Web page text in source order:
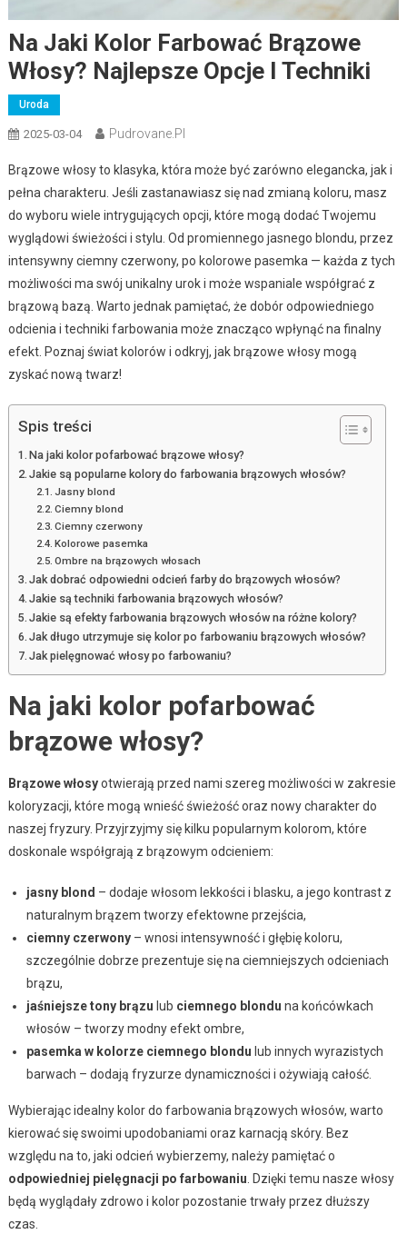
Na Jaki Kolor Farbować Brązowe
Włosy? Najlepsze Opcje I Techniki
Uroda
2025-03-04 Pudrovane.pl
Brązowe włosy to klasyka, która może być zarówno elegancka, jak i
pełna charakteru. Jeśli zastanawiasz się nad zmianą koloru, masz
do wyboru wiele intrygujących opcji, które mogą dodać Twojemu
wyglądowi świeżości i stylu. Od promiennego jasnego blondu, przez
intensywny ciemny czerwony, po kolorowe pasemka — każda z tych
możliwości ma swój unikalny urok i może wspaniale współgrać z
brązową bazą. Warto jednak pamiętać, że dobór odpowiedniego
odcienia i techniki farbowania może znacząco wpłynąć na finalny
efekt. Poznaj świat kolorów i odkryj, jak brązowe włosy mogą
zyskać nową twarz!
Spis treści
Na jaki kolor pofarbować brązowe włosy?
Jakie są popularne kolory do farbowania brązowych włosów?
Jasny blond
Ciemny blond
Ciemny czerwony
Kolorowe pasemka
Ombre na brązowych włosach
Jak dobrać odpowiedni odcień farby do brązowych włosów?
Jakie są techniki farbowania brązowych włosów?
Jakie są efekty farbowania brązowych włosów na różne kolory?
Jak długo utrzymuje się kolor po farbowaniu brązowych włosów?
Jak pielęgnować włosy po farbowaniu?
Na jaki kolor pofarbować
brązowe włosy?
Brązowe włosyotwierają przed nami szereg możliwości w zakresie
koloryzacji, które mogą wnieść świeżość oraz nowy charakter do
naszej fryzury. Przyjrzyjmy się kilku popularnym kolorom, które
doskonale współgrają z brązowym odcieniem:
jasny blond – dodaje włosom lekkości i blasku, a jego kontrast z
naturalnym brązem tworzy efektowne przejścia,
ciemny czerwony– wnosi intensywność i głębię koloru,
szczególnie dobrze prezentuje się na ciemniejszych odcieniach
brązu,
jaśniejsze tony brązu lub ciemnego blondu na końcówkach
włosów – tworzy modny efekt ombre,
pasemka w kolorze ciemnego blondu lub innych wyrazistych
barwach – dodają fryzurze dynamiczności i ożywiają całość.
Wybierając idealny kolor do farbowania brązowych włosów, warto
kierować się swoimi upodobaniami oraz karnacją skóry. Bez
względu na to, jaki odcień wybierzemy, należy pamiętać o
odpowiedniej pielęgnacji po farbowaniu . Dzięki temu nasze włosy
będą wyglądały zdrowo i kolor pozostanie trwały przez dłuższy
czas.